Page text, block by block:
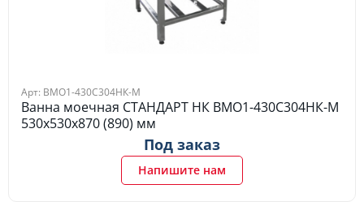
Арт: ВМО1-430С304НК-М
Ванна моечная СТАНДАРТ НК ВМО1-430С304НК-М
530х530х870 (890) мм
Под заказ
Напишите нам